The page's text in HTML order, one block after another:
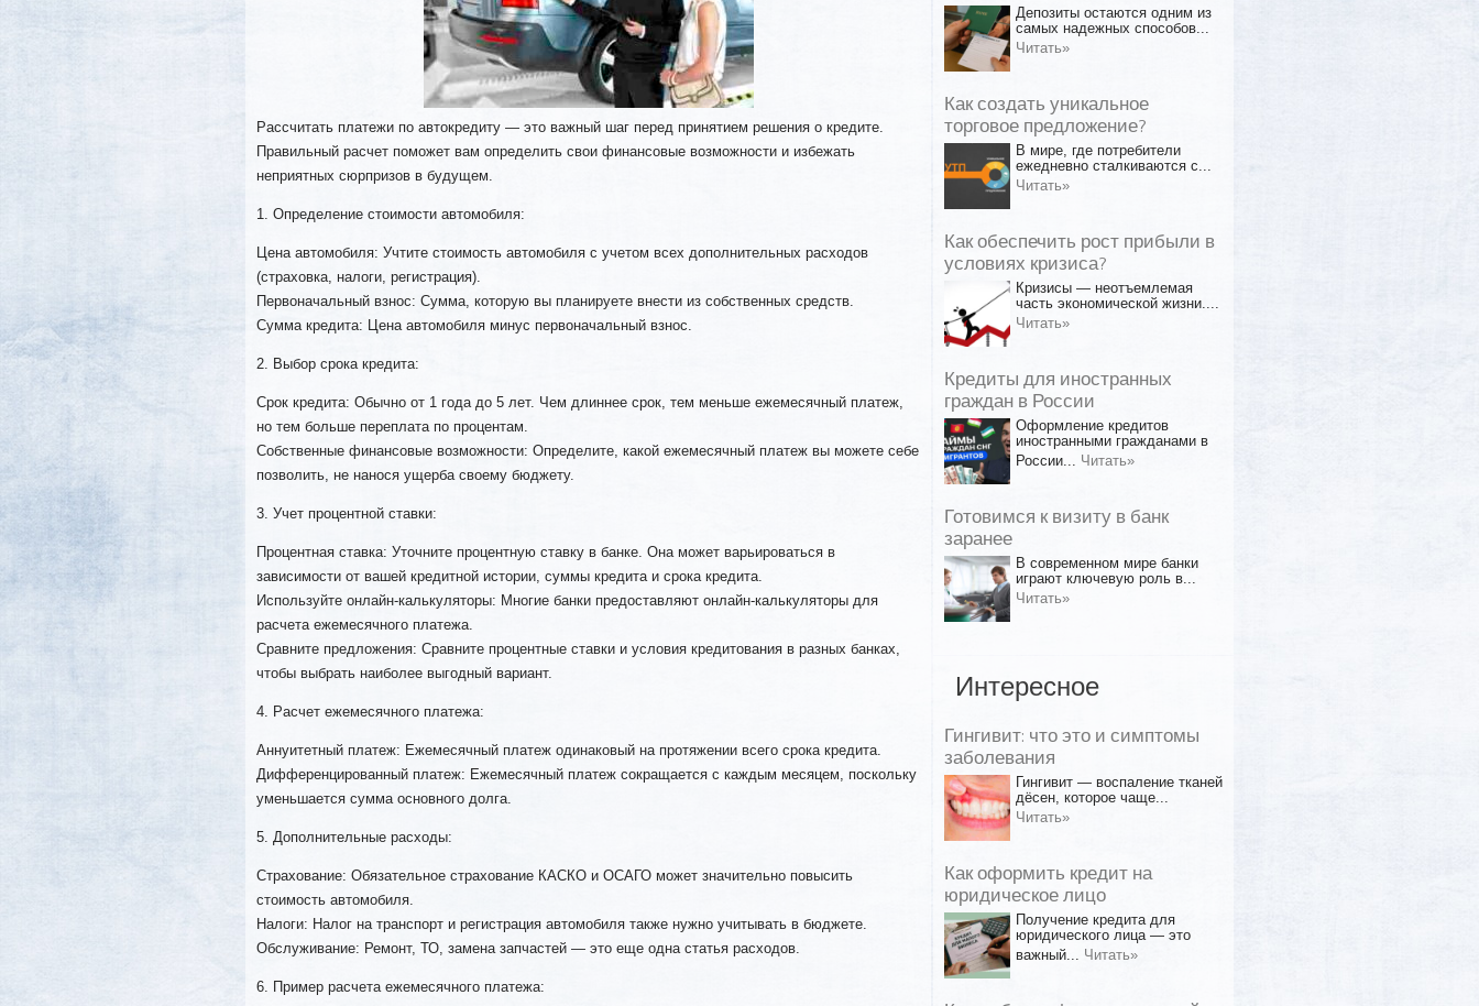
Рассчитать платежи по автокредиту — это важный шаг перед принятием решения о кредите.
Правильный расчет поможет вам определить свои финансовые возможности и избежать
неприятных сюрпризов в будущем.
1. Определение стоимости автомобиля:
Цена автомобиля: Учтите стоимость автомобиля с учетом всех дополнительных расходов
(страховка, налоги, регистрация).
Первоначальный взнос: Сумма, которую вы планируете внести из собственных средств.
Сумма кредита: Цена автомобиля минус первоначальный взнос.
2. Выбор срока кредита:
Срок кредита: Обычно от 1 года до 5 лет. Чем длиннее срок, тем меньше ежемесячный платеж,
но тем больше переплата по процентам.
Собственные финансовые возможности: Определите, какой ежемесячный платеж вы можете себе
позволить, не нанося ущерба своему бюджету.
3. Учет процентной ставки:
Процентная ставка: Уточните процентную ставку в банке. Она может варьироваться в
зависимости от вашей кредитной истории, суммы кредита и срока кредита.
Используйте онлайн-калькуляторы: Многие банки предоставляют онлайн-калькуляторы для
расчета ежемесячного платежа.
Сравните предложения: Сравните процентные ставки и условия кредитования в разных банках,
чтобы выбрать наиболее выгодный вариант.
4. Расчет ежемесячного платежа:
Аннуитетный платеж: Ежемесячный платеж одинаковый на протяжении всего срока кредита.
Дифференцированный платеж: Ежемесячный платеж сокращается с каждым месяцем, поскольку
уменьшается сумма основного долга.
5. Дополнительные расходы:
Страхование: Обязательное страхование КАСКО и ОСАГО может значительно повысить
стоимость автомобиля.
Налоги: Налог на транспорт и регистрация автомобиля также нужно учитывать в бюджете.
Обслуживание: Ремонт, ТО, замена запчастей — это еще одна статья расходов.
6. Пример расчета ежемесячного платежа:
Депозиты остаются одним из
самых надежных способов...
Читать»
Как создать уникальное
торговое предложение?
В мире, где потребители
ежедневно сталкиваются с...
Читать»
Как обеспечить рост прибыли в
условиях кризиса?
Кризисы — неотъемлемая
часть экономической жизни....
Читать»
Кредиты для иностранных
граждан в России
Оформление кредитов
иностранными гражданами в
России... Читать»
Готовимся к визиту в банк
заранее
В современном мире банки
играют ключевую роль в...
Читать»
Интересное
Гингивит: что это и симптомы
заболевания
Гингивит — воспаление тканей
дёсен, которое чаще...
Читать»
Как оформить кредит на
юридическое лицо
Получение кредита для
юридического лица — это
важный... Читать»